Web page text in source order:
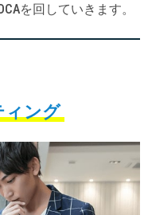
を回していきます。
ィング